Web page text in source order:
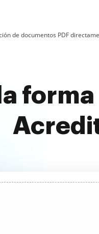
de documentos PDF